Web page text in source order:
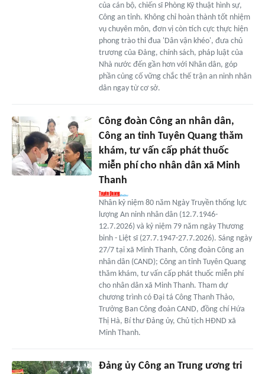
của cán bộ, chiến sĩ Phòng Kỹ thuật hình sự,
Công an tỉnh. Không chỉ hoàn thành tốt nhiệm
vụ chuyên môn, đơn vị còn tích cực thực hiện
phong trào thi đua 'Dân vận khéo', đưa chủ
trương của Đảng, chính sách, pháp luật của
Nhà nước đến gần hơn với Nhân dân, góp
phần củng cố vững chắc thế trận an ninh nhân
dân ngay từ cơ sở.
Công đoàn Công an nhân dân,
Công an tỉnh Tuyên Quang thăm
khám, tư vấn cấp phát thuốc
miễn phí cho nhân dân xã Minh
Thanh
Nhân kỷ niệm 80 năm Ngày Truyền thống lực
lượng An ninh nhân dân (12.7.1946-
12.7.2026) và kỷ niệm 79 năm ngày Thương
binh - Liệt sĩ (27.7.1947-27.7.2026). Sáng ngày
27/7 tại xã Minh Thanh, Công đoàn Công an
nhân dân (CAND); Công an tỉnh Tuyên Quang
thăm khám, tư vấn cấp phát thuốc miễn phí
cho nhân dân xã Minh Thanh. Tham dự
chương trình có Đại tá Công Thanh Thảo,
Trưởng Ban Công đoàn CAND, đồng chí Hứa
Thị Hà, Bí thư Đảng ủy, Chủ tịch HĐND xã
Minh Thanh.
Đảng ủy Công an Trung ương tri